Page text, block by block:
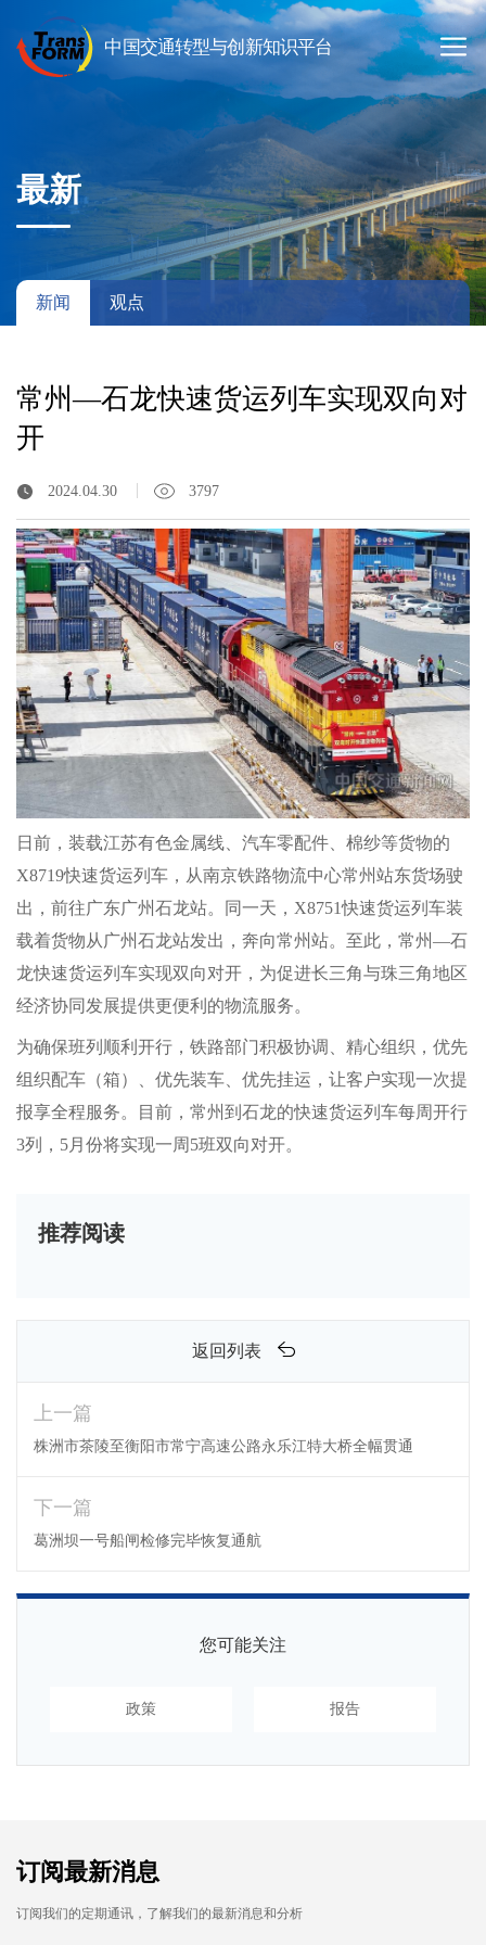
最新
新闻 观点
常州—石龙快速货运列车实现双向对
开
2024.04.30 3797
日前，装载江苏有色金属线、汽车零配件、棉纱等货物的
X8719快速货运列车，从南京铁路物流中心常州站东货场驶
出，前往广东广州石龙站。同一天，X8751快速货运列车装
载着货物从广州石龙站发出，奔向常州站。至此，常州—石
龙快速货运列车实现双向对开，为促进长三角与珠三角地区
经济协同发展提供更便利的物流服务。
为确保班列顺利开行，铁路部门积极协调、精心组织，优先
组织配车（箱）、优先装车、优先挂运，让客户实现一次提
报享全程服务。目前，常州到石龙的快速货运列车每周开行
3列，5月份将实现一周5班双向对开。
推荐阅读
返回列表
上一篇
株洲市茶陵至衡阳市常宁高速公路永乐江特大桥全幅贯通
下一篇
葛洲坝一号船闸检修完毕恢复通航
您可能关注
政策 报告
订阅最新消息
订阅我们的定期通讯，了解我们的最新消息和分析